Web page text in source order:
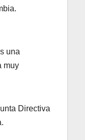
una
muy
Directiva